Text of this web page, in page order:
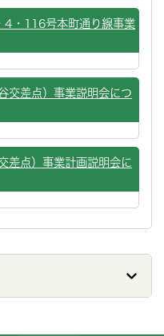
4・116号本町通り線事業
交差点）事業説明会につ
差点）事業計画説明会に